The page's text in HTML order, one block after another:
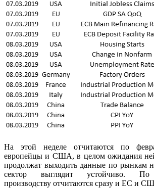
На этой неделе отчитаются по
европейцы и США, в целом ожидания
продолжат выходить данные по рынкам
сектор выглядит устойчиво. По
производству отчитаются сразу и ЕС и